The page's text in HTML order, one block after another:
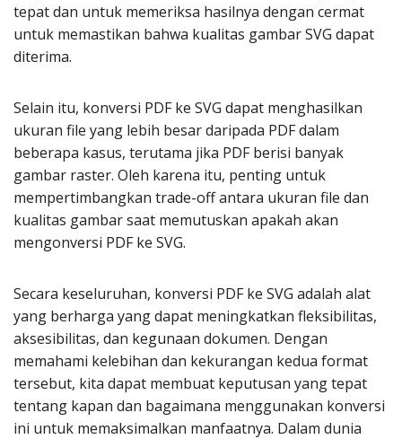
tepat dan untuk memeriksa hasilnya dengan cermat
untuk memastikan bahwa kualitas gambar SVG dapat
diterima.
Selain itu, konversi PDF ke SVG dapat menghasilkan
ukuran file yang lebih besar daripada PDF dalam
beberapa kasus, terutama jika PDF berisi banyak
gambar raster. Oleh karena itu, penting untuk
mempertimbangkan trade-off antara ukuran file dan
kualitas gambar saat memutuskan apakah akan
mengonversi PDF ke SVG.
Secara keseluruhan, konversi PDF ke SVG adalah alat
yang berharga yang dapat meningkatkan fleksibilitas,
aksesibilitas, dan kegunaan dokumen. Dengan
memahami kelebihan dan kekurangan kedua format
tersebut, kita dapat membuat keputusan yang tepat
tentang kapan dan bagaimana menggunakan konversi
ini untuk memaksimalkan manfaatnya. Dalam dunia